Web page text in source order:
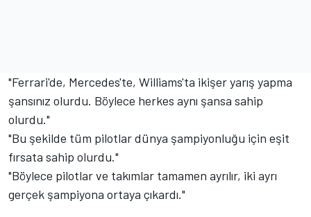
"Ferrari'de, Mercedes'te, Williams'ta ikişer yarış yapma
şansınız olurdu. Böylece herkes aynı şansa sahip
olurdu."
"Bu şekilde tüm pilotlar dünya şampiyonluğu için eşit
fırsata sahip olurdu."
"Böylece pilotlar ve takımlar tamamen ayrılır, iki ayrı
gerçek şampiyona ortaya çıkardı."